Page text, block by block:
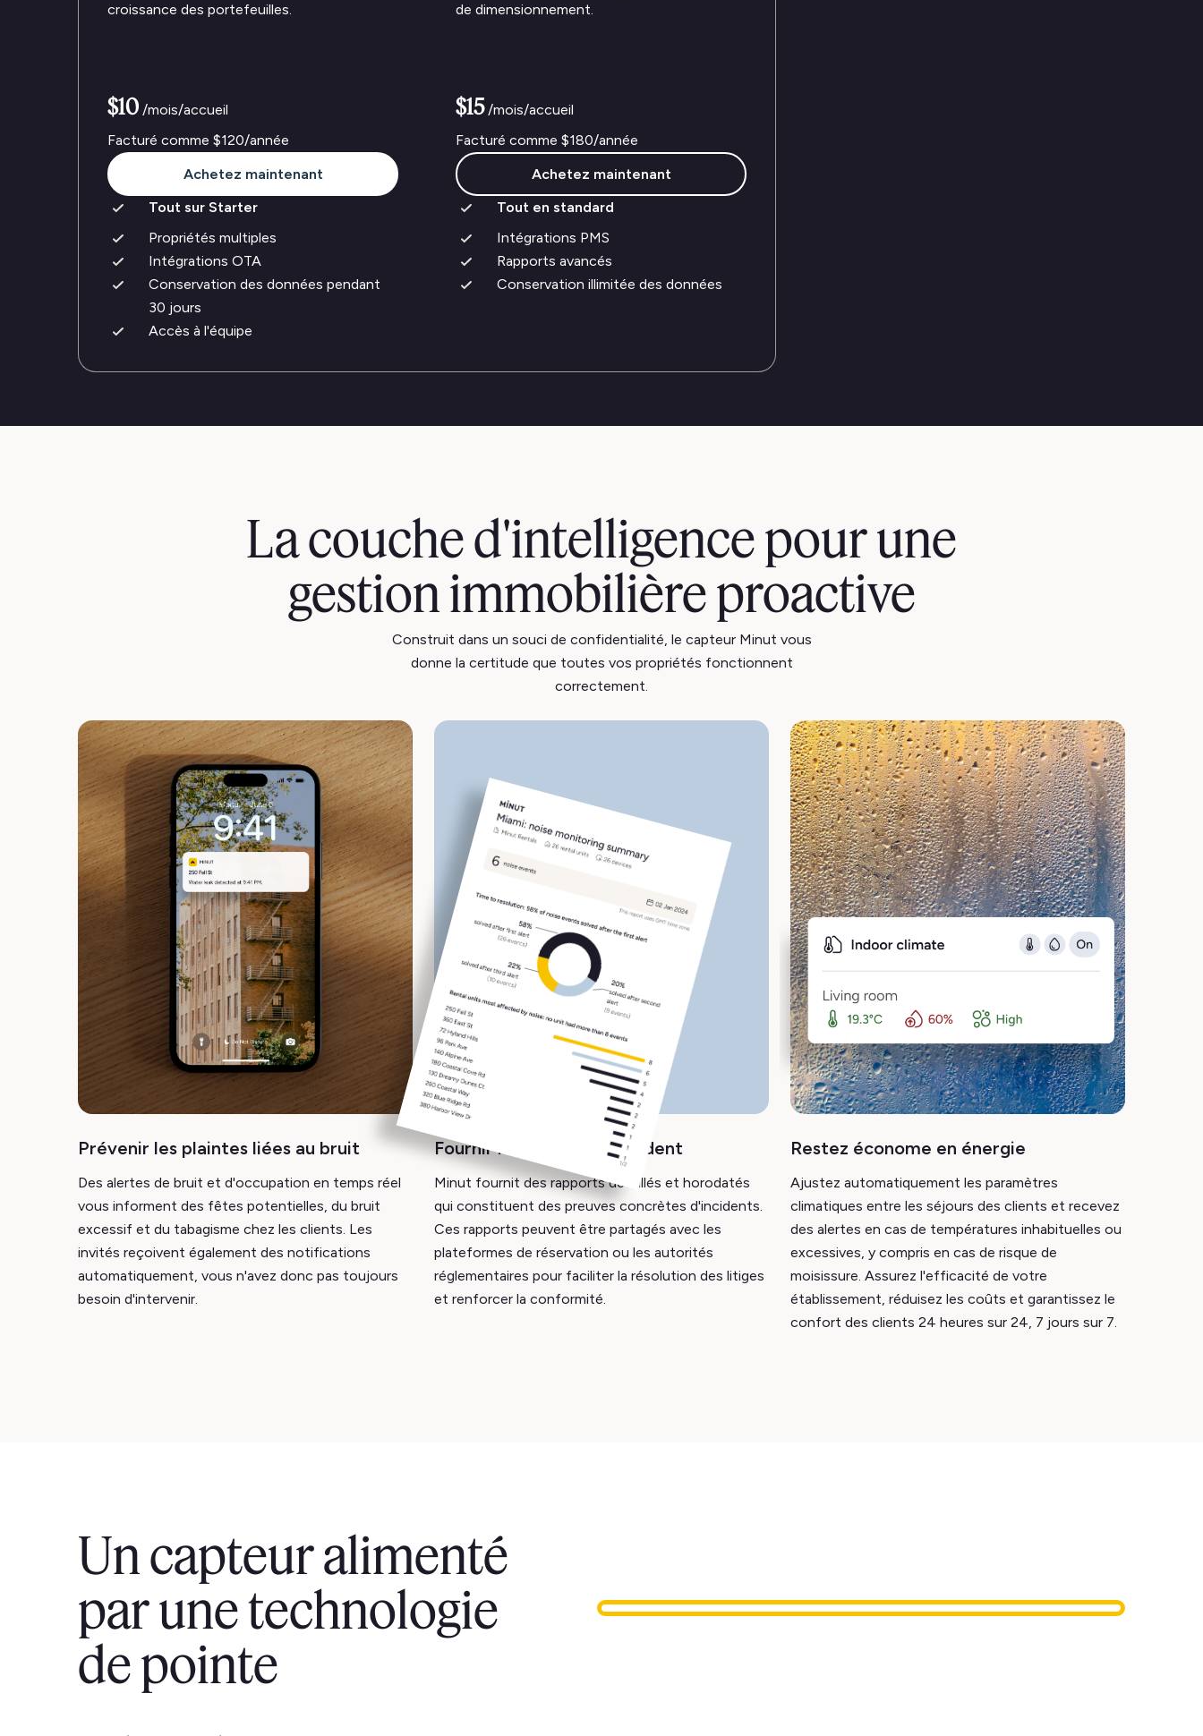
croissance des portefeuilles.
$10 /mois/accueil
Facturé comme $120/année
Achetez maintenant
Tout sur Starter
Propriétés multiples
Intégrations OTA
Conservation des données pendant
30 jours
Accès à l'équipe
de dimensionnement.
$15 /mois/accueil
Facturé comme $180/année
Achetez maintenant
Tout en standard
Intégrations PMS
Rapports avancés
Conservation illimitée des données
La couche d'intelligence pour une
gestion immobilière proactive
Construit dans un souci de confidentialité, le capteur Minut vous
donne la certitude que toutes vos propriétés fonctionnent
correctement.
Prévenir les plaintes liées au bruit
Des alertes de bruit et d'occupation en temps réel
vous informent des fêtes potentielles, du bruit
excessif et du tabagisme chez les clients. Les
invités reçoivent également des notifications
automatiquement, vous n'avez donc pas toujours
besoin d'intervenir.
Fournir la preuve de l'incident
Minut fournit des rapports détaillés et horodatés
qui constituent des preuves concrètes d'incidents.
Ces rapports peuvent être partagés avec les
plateformes de réservation ou les autorités
réglementaires pour faciliter la résolution des litiges
et renforcer la conformité.
Restez économe en énergie
Ajustez automatiquement les paramètres
climatiques entre les séjours des clients et recevez
des alertes en cas de températures inhabituelles ou
excessives, y compris en cas de risque de
moisissure. Assurez l'efficacité de votre
établissement, réduisez les coûts et garantissez le
confort des clients 24 heures sur 24, 7 jours sur 7.
Un capteur alimenté
par une technologie
de pointe